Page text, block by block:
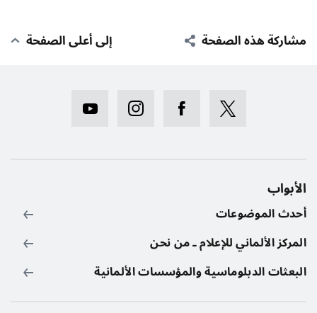
مشاركة هذه الصفحة إلى أعلى الصفحة
الأبواب
أحدث الموضوعات
المركز الألماني للإعلام ـ من نحن
البعثات الدبلوماسية والمؤسسات الألمانية